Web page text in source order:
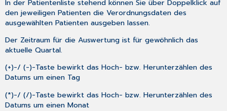
In der Patientenliste stehend können Sie über Doppelklick auf
den jeweiligen Patienten die Verordnungsdaten des
ausgewählten Patienten ausgeben lassen.
Der Zeitraum für die Auswertung ist für gewöhnlich das
aktuelle Quartal.
(+)-/ (-)-Taste bewirkt das Hoch- bzw. Herunterzählen des
Datums um einen Tag
(*)-/ (/)-Taste bewirkt das Hoch- bzw. Herunterzählen des
Datums um einen Monat